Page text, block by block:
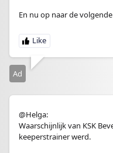
En nu op naar de
Ad
@Helga:
Waarschijnlijk van KSK
keeperstrainer werd.